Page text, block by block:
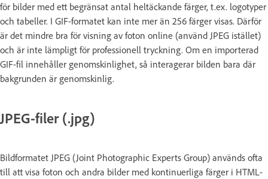
för bilder med ett begränsat antal heltäckande färger, t.ex. logotyper
och tabeller. I GIF-formatet kan inte mer än 256 färger visas. Därför
är det mindre bra för visning av foton online (använd JPEG istället)
och är inte lämpligt för professionell tryckning. Om en importerad
GIF-fil innehåller genomskinlighet, så interagerar bilden bara där
bakgrunden är genomskinlig.
JPEG-filer (.jpg)
Bildformatet JPEG (Joint Photographic Experts Group) används ofta
till att visa foton och andra bilder med kontinuerliga färger i HTML-